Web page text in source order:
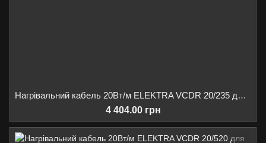
Нагрівальний кабель 20Вт/м ELEKTRA VCDR 20/235 для обігріву ринв/водостоків/даху, 235Вт 12м
4 404.00 грн